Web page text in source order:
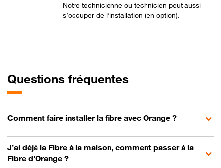
Notre technicienne ou technicien peut aussi
s’occuper de l’installation (en option).
Questions fréquentes
Comment faire installer la fibre avec Orange ?
J’ai déjà la Fibre à la maison, comment passer à la
Fibre d’Orange ?